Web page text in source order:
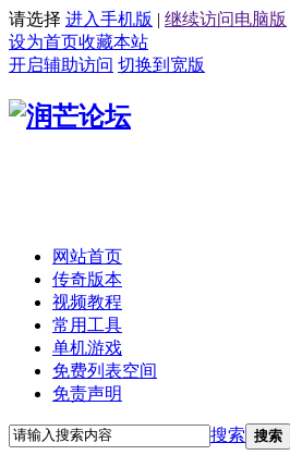
请选择 进入手机版 | 继续访问电脑版
设为首页收藏本站
开启辅助访问 切换到宽版
网站首页
传奇版本
视频教程
常用工具
单机游戏
免费列表空间
免责声明
搜索 搜索